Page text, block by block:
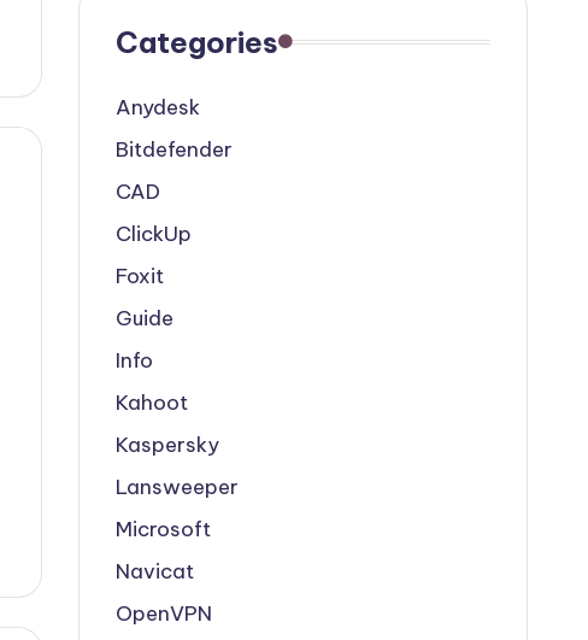
Categories
Anydesk
Bitdefender
CAD
ClickUp
Foxit
Guide
Info
Kahoot
Kaspersky
Lansweeper
Microsoft
Navicat
OpenVPN